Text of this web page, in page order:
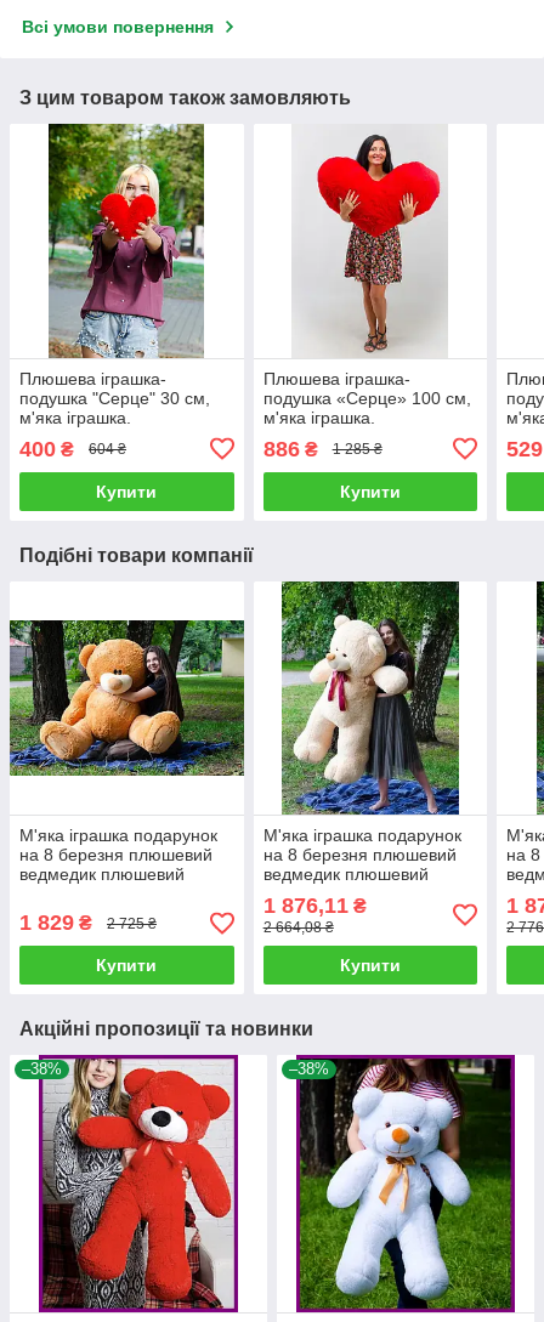
Всі умови повернення
З цим товаром також замовляють
Плюшева іграшка-
подушка "Серце" 30 см,
м'яка іграшка.
400 ₴ 604 ₴
Купити
Плюшева іграшка-
подушка «Серце» 100 см,
м'яка іграшка.
886₴ 1 285 ₴
Купити
529
Подібні товари компанії
М'яка іграшка подарунок
на 8 березня плюшевий
ведмедик плюшевий
Карамельний
1 829 ₴ 2 725 ₴
Купити
М'яка іграшка подарунок
на 8 березня плюшевий
ведмедик плюшевий
мішка Вєтлі 160 см
Бежевий
1 876,11₴
2 664,08 ₴
Купити
на
1
2
Акційні пропозиції та новинки
–38% –38%